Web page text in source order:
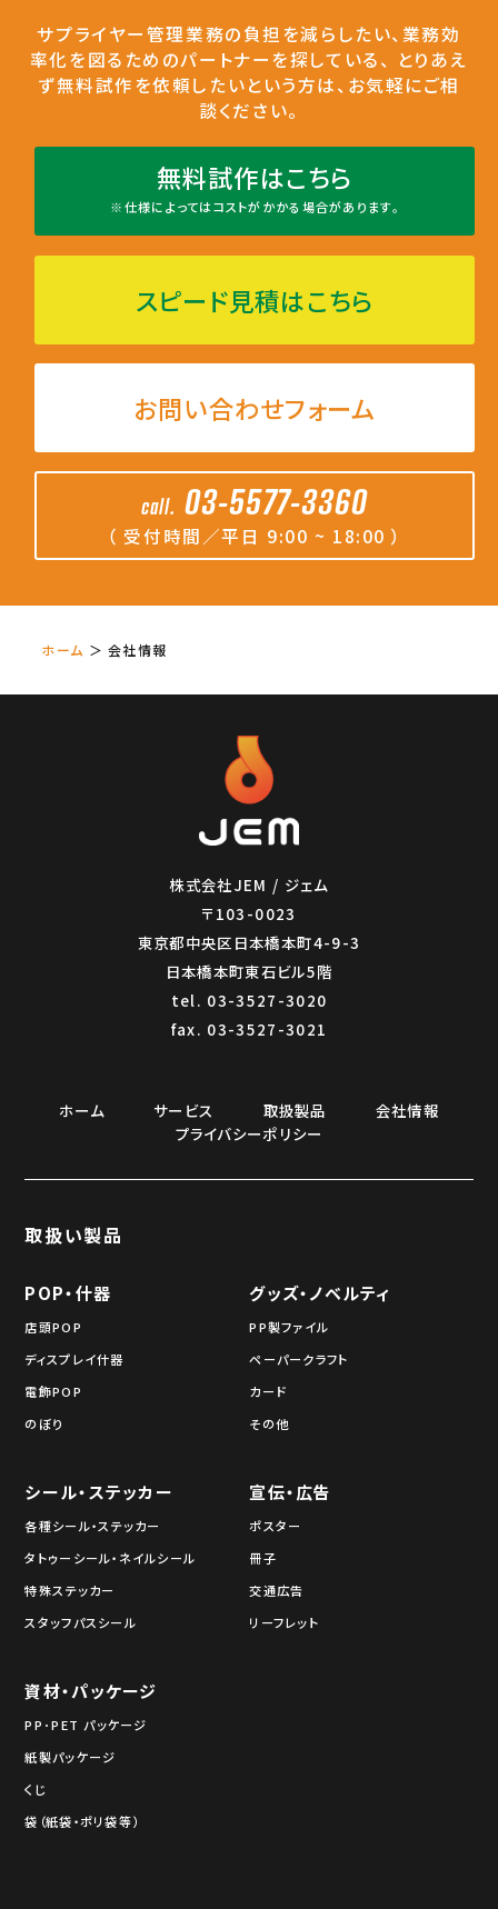
サプライヤー管理業務の負担を減らしたい、業務効
率化を図るためのパートナーを探している、 とりあえ
ず無料試作を依頼したいという方は、お気軽にご相
談ください。
無料試作はこちら
※仕様によってはコストがかかる場合があります。
スピード見積はこちら
お問い合わせフォーム
call. 03-5577-3360
（ 受付時間／平日 9:00 ~ 18:00 ）
ホーム ＞ 会社情報
株式会社JEM / ジェム
〒103-0023
東京都中央区日本橋本町4-9-3
日本橋本町東石ビル5階
tel. 03-3527-3020
fax. 03-3527-3021
ホーム サービス 取扱製品
会社情報
プライバシーポリシー
取扱い製品
POP・什器
店頭POP
ディスプレイ什器
電飾POP
のぼり
グッズ・ノベルティ
PP製ファイル
ペーパークラフト
カード
その他
シール・ステッカー
各種シール・ステッカー
タトゥーシール・ネイルシール
特殊ステッカー
スタッフパスシール
宣伝・広告
ポスター
冊子
交通広告
リーフレット
資材・パッケージ
PP･PET パッケージ
紙製パッケージ
くじ
袋（紙袋・ポリ袋等）